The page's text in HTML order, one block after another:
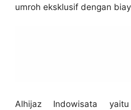
umroh eksklusif dengan
Alhijaz Indowisata